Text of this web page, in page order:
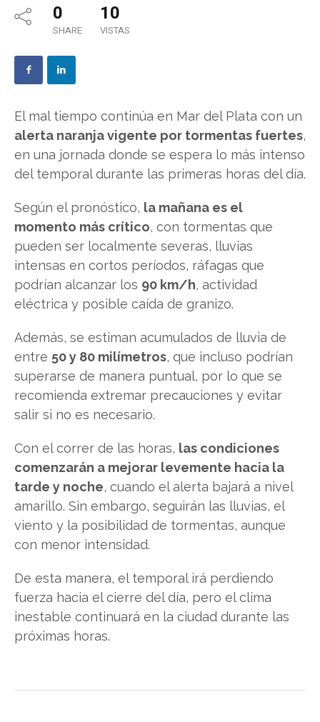
0
SHARE
10
VISTAS
El mal tiempo continúa en Mar del Plata con un
alerta naranja vigente por tormentas fuertes,
en una jornada donde se espera lo más intenso
del temporal durante las primeras horas del día.
Según el pronóstico, la mañana es el
momento más crítico, con tormentas que
pueden ser localmente severas, lluvias
intensas en cortos períodos, ráfagas que
podrían alcanzar los 90 km/h, actividad
eléctrica y posible caída de granizo.
Además, se estiman acumulados de lluvia de
entre 50 y 80 milímetros, que incluso podrían
superarse de manera puntual, por lo que se
recomienda extremar precauciones y evitar
salir si no es necesario.
Con el correr de las horas, las condiciones
comenzarán a mejorar levemente hacia la
tarde y noche, cuando el alerta bajará a nivel
amarillo. Sin embargo, seguirán las lluvias, el
viento y la posibilidad de tormentas, aunque
con menor intensidad.
De esta manera, el temporal irá perdiendo
fuerza hacia el cierre del día, pero el clima
inestable continuará en la ciudad durante las
próximas horas.